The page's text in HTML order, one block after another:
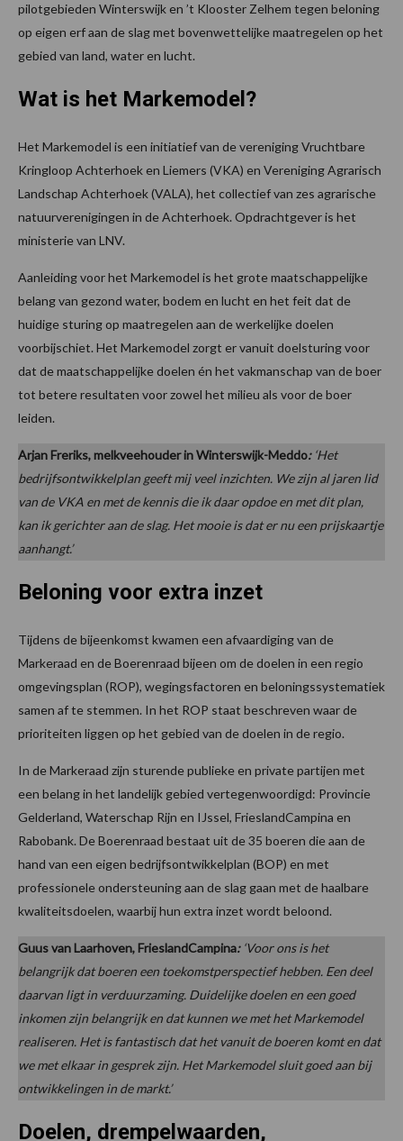
pilotgebieden Winterswijk en ’t Klooster Zelhem tegen beloning
op eigen erf aan de slag met bovenwettelijke maatregelen op het
gebied van land, water en lucht.
Wat is het Markemodel?
Het Markemodel is een initiatief van de vereniging Vruchtbare
Kringloop Achterhoek en Liemers (VKA) en Vereniging Agrarisch
Landschap Achterhoek (VALA), het collectief van zes agrarische
natuurverenigingen in de Achterhoek. Opdrachtgever is het
ministerie van LNV.
Aanleiding voor het Markemodel is het grote maatschappelijke
belang van gezond water, bodem en lucht en het feit dat de
huidige sturing op maatregelen aan de werkelijke doelen
voorbijschiet. Het Markemodel zorgt er vanuit doelsturing voor
dat de maatschappelijke doelen én het vakmanschap van de boer
tot betere resultaten voor zowel het milieu als voor de boer
leiden.
Arjan Freriks, melkveehouder in Winterswijk-Meddo:‘Het
bedrijfsontwikkelplan geeft mij veel inzichten. We zijn al jaren lid
van de VKA en met de kennis die ik daar opdoe en met dit plan,
kan ik gerichter aan de slag. Het mooie is dat er nu een prijskaartje
aanhangt.’
Beloning voor extra inzet
Tijdens de bijeenkomst kwamen een afvaardiging van de
Markeraad en de Boerenraad bijeen om de doelen in een regio
omgevingsplan (ROP), wegingsfactoren en beloningssystematiek
samen af te stemmen. In het ROP staat beschreven waar de
prioriteiten liggen op het gebied van de doelen in de regio.
In de Markeraad zijn sturende publieke en private partijen met
een belang in het landelijk gebied vertegenwoordigd: Provincie
Gelderland, Waterschap Rijn en IJssel, FrieslandCampina en
Rabobank. De Boerenraad bestaat uit de 35 boeren die aan de
hand van een eigen bedrijfsontwikkelplan (BOP) en met
professionele ondersteuning aan de slag gaan met de haalbare
kwaliteitsdoelen, waarbij hun extra inzet wordt beloond.
Guus van Laarhoven, FrieslandCampina:‘Voor ons is het
belangrijk dat boeren een toekomstperspectief hebben. Een deel
daarvan ligt in verduurzaming. Duidelijke doelen en een goed
inkomen zijn belangrijk en dat kunnen we met het Markemodel
realiseren. Het is fantastisch dat het vanuit de boeren komt en dat
we met elkaar in gesprek zijn. Het Markemodel sluit goed aan bij
ontwikkelingen in de markt.’
Doelen, drempelwaarden,